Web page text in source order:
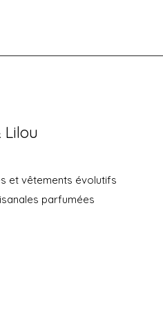
Lilou
et vêtements évolutifs
parfumées